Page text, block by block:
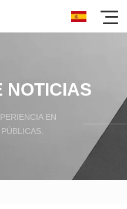
NOTICIAS
EN